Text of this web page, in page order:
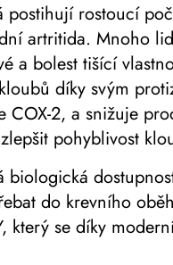
rostoucí
artritida. Mnoho
a bolest tišící
díky svým
2, a snižuje
pohyblivost
do krevního
se díky